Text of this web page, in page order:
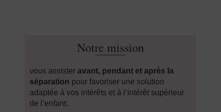
Notre mission
vous assister avant, pendant et après la
séparation pour favoriser une solution
adaptée à vos intérêts et à l’intérêt supérieur
de l’enfant.